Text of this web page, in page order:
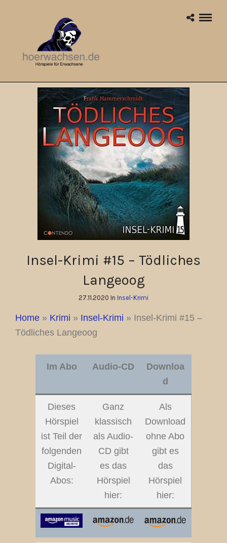
Insel-Krimi #15 – Tödliches
Langeoog
27.11.2020 In Insel-Krimi
Home » Krimi » Insel-Krimi » Insel-Krimi #15 –
Tödliches Langeoog
Im Abo Audio-CD
Downloa
d
Dieses
Hörspiel
ist Teil der
folgenden
Digital-
Abos:
Ganz
klassisch
als Audio-
CD gibt
es das
Hörspiel
hier:
Als
Download
ohne Abo
gibt es
das
Hörspiel
hier: